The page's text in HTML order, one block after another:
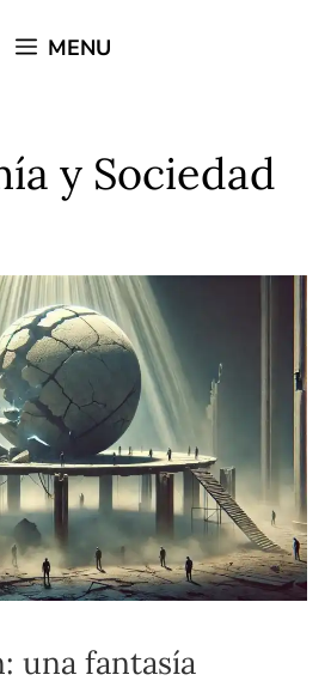
MENU
y Sociedad
una fantasía